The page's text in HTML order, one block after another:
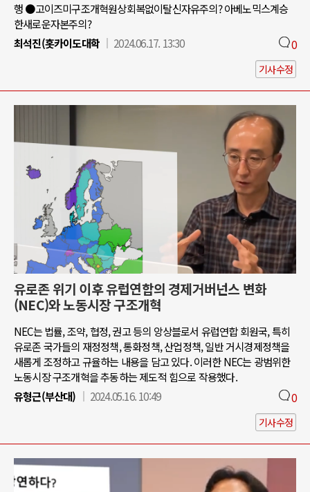
행 ●고이즈미구조개혁원상회복없이탈신자유주의? 아베노믹스계승
한새로운자본주의?
최석진(홋카이도대학
2024.06.17. 13:30 0
기사수정
유로존 위기 이후 유럽연합의 경제거버넌스 변화
(NEC)와 노동시장 구조개혁
NEC는 법률, 조약, 협정, 권고 등의 앙상블로서 유럽연합 회원국, 특히
유로존 국가들의 재정정책, 통화정책, 산업정책, 일반 거시경제정책을
새롭게 조정하고 규율하는 내용을 담고 있다. 이러한 NEC는 광범위한
노동시장 구조개혁을 추동하는 제도적 힘으로 작용했다.
유형근(부산대)
2024.05.16. 10:49 0
기사수정